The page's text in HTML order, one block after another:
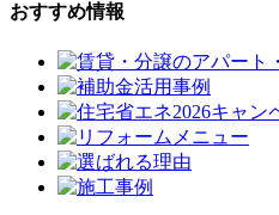
おすすめ情報